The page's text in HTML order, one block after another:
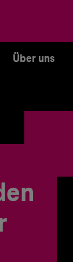
Über uns